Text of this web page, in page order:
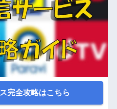
完全攻略はこちら